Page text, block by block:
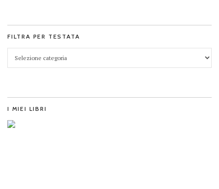
FILTRA PER TESTATA
I MIEI LIBRI